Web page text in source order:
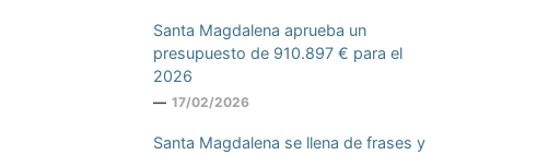
Santa Magdalena aprueba un
presupuesto de 910.897 € para el
2026
17/02/2026
Santa Magdalena se llena de frases y